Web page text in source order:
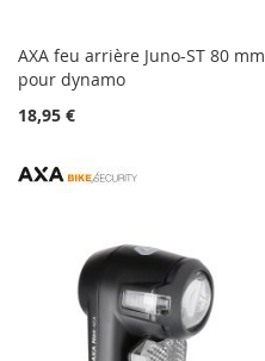
AXA feu arrière Juno-ST 80 mm
pour dynamo
18,95 €